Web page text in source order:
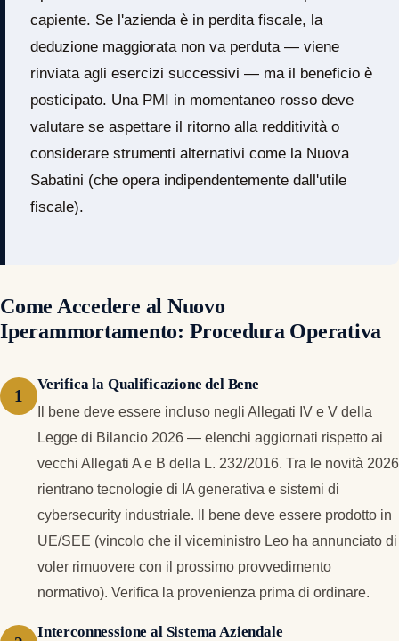
capiente. Se l'azienda è in perdita fiscale, la
deduzione maggiorata non va perduta — viene
rinviata agli esercizi successivi — ma il beneficio è
posticipato. Una PMI in momentaneo rosso deve
valutare se aspettare il ritorno alla redditività o
considerare strumenti alternativi come la Nuova
Sabatini (che opera indipendentemente dall'utile
fiscale).
Come Accedere al Nuovo
Iperammortamento: Procedura Operativa
Verifica la Qualificazione del Bene
Il bene deve essere incluso negli Allegati IV e V della
Legge di Bilancio 2026 — elenchi aggiornati rispetto ai
vecchi Allegati A e B della L. 232/2016. Tra le novità 2026
rientrano tecnologie di IA generativa e sistemi di
cybersecurity industriale. Il bene deve essere prodotto in
UE/SEE (vincolo che il viceministro Leo ha annunciato di
voler rimuovere con il prossimo provvedimento
normativo). Verifica la provenienza prima di ordinare.
Interconnessione al Sistema Aziendale